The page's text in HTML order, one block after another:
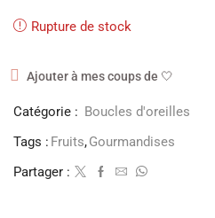
Rupture de stock
Ajouter à mes coups de 🤍
Catégorie : Boucles d'oreilles
Tags : Fruits,Gourmandises
Partager :